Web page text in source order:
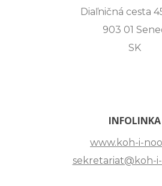
Diaľničná cesta
903 01
SK
INFOLINKA
www.koh-i-
sekretariat@koh-